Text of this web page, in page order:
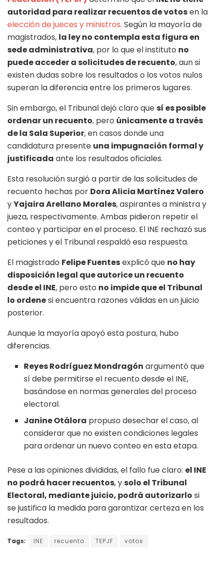
autoridad para realizar recuentos de votosen la
elección de jueces y ministros. Según la mayoría de
magistrados, la ley no contempla esta figura en
sede administrativa, por lo que el instituto no
puede acceder a solicitudes de recuento, aun si
existen dudas sobre los resultados o los votos nulos
superan la diferencia entre los primeros lugares.
Sin embargo, el Tribunal dejó claro quesí es posible
ordenar un recuento, pero únicamente a través
de la Sala Superior, en casos donde una
candidatura presente una impugnación formal y
justificada ante los resultados oficiales.
Esta resolución surgió a partir de las solicitudes de
recuento hechas por Dora Alicia Martínez Valero
yYajaira Arellano Morales, aspirantes a ministra y
jueza, respectivamente. Ambas pidieron repetir el
conteo y participar en el proceso. El INE rechazó sus
peticiones y el Tribunal respaldó esa respuesta.
El magistrado Felipe Fuentesexplicó que no hay
disposición legal que autorice un recuento
desde el INE, pero esto no impide que el Tribunal
lo ordenesi encuentra razones válidas en un juicio
posterior.
Aunque la mayoría apoyó esta postura, hubo
diferencias.
Reyes Rodríguez Mondragón argumentó que
sí debe permitirse el recuento desde el INE,
basándose en normas generales del proceso
electoral.
Janine Otálora propuso desechar el caso, al
considerar que no existen condiciones legales
para ordenar un nuevo conteo en esta etapa.
Pese a las opiniones divididas, el fallo fue claro: el INE
no podrá hacer recuentos, ysolo el Tribunal
Electoral, mediante juicio, podrá autorizarlo si
se justifica la medida para garantizar certeza en los
resultados.
Tags: INE recuento TEPJF votos